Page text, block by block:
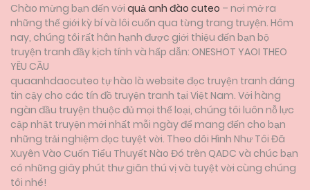
Chào mừng bạn đến với quả anh đào cuteo – nơi mở ra
những thế giới kỳ bí và lôi cuốn qua từng trang truyện. Hôm
nay, chúng tôi rất hân hạnh được giới thiệu đến bạn bộ
truyện tranh đầy kịch tính và hấp dẫn: ONESHOT YAOI THEO
YÊU CẦU
quaanhdaocuteo tự hào là website đọc truyện tranh đáng
tin cậy cho các tín đồ truyện tranh tại Việt Nam. Với hàng
ngàn đầu truyện thuộc đủ mọi thể loại, chúng tôi luôn nỗ lực
cập nhật truyện mới nhất mỗi ngày để mang đến cho bạn
những trải nghiệm đọc tuyệt vời. Theo dõi Hình Như Tôi Đã
Xuyên Vào Cuốn Tiểu Thuyết Nào Đó trên QADC và chúc bạn
có những giây phút thư giãn thú vị và tuyệt vời cùng chúng
tôi nhé!